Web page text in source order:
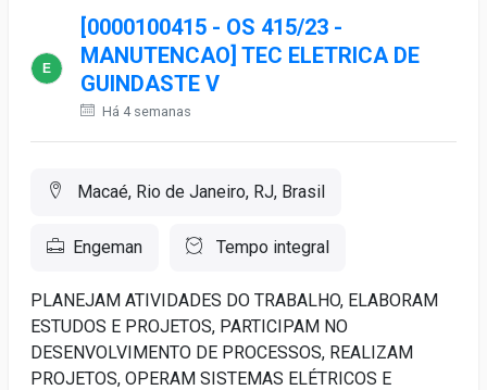
[0000100415 - OS 415/23 -
MANUTENCAO] TEC ELETRICA DE
GUINDASTE V
Há 4 semanas
Macaé, Rio de Janeiro, RJ, Brasil
Engeman Tempo integral
PLANEJAM ATIVIDADES DO TRABALHO, ELABORAM
ESTUDOS E PROJETOS, PARTICIPAM NO
DESENVOLVIMENTO DE PROCESSOS, REALIZAM
PROJETOS, OPERAM SISTEMAS ELÉTRICOS E